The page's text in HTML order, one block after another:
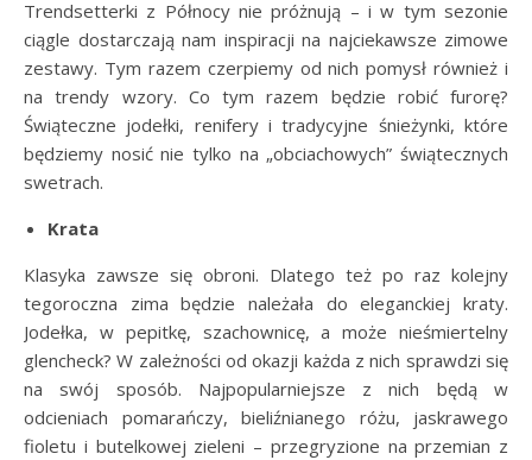
Trendsetterki z Północy nie próżnują – i w tym sezonie
ciągle dostarczają nam inspiracji na najciekawsze zimowe
zestawy. Tym razem czerpiemy od nich pomysł również i
na trendy wzory. Co tym razem będzie robić furorę?
Świąteczne jodełki, renifery i tradycyjne śnieżynki, które
będziemy nosić nie tylko na „obciachowych” świątecznych
swetrach.
Krata
Klasyka zawsze się obroni. Dlatego też po raz kolejny
tegoroczna zima będzie należała do eleganckiej kraty.
Jodełka, w pepitkę, szachownicę, a może nieśmiertelny
glencheck? W zależności od okazji każda z nich sprawdzi się
na swój sposób. Najpopularniejsze z nich będą w
odcieniach pomarańczy, bieliźnianego różu, jaskrawego
fioletu i butelkowej zieleni – przegryzione na przemian z